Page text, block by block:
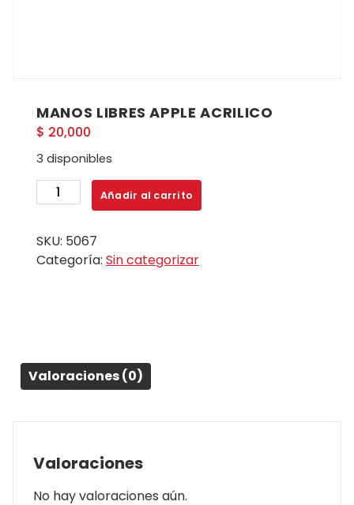
MANOS LIBRES APPLE ACRILICO
$ 20,000
3 disponibles
MANOS
LIBRES
ACRILICO
cantidad
Añadir al carrito
SKU: 5067
Categoría: Sin categorizar
Valoraciones (0)
Valoraciones
No hay valoraciones aún.